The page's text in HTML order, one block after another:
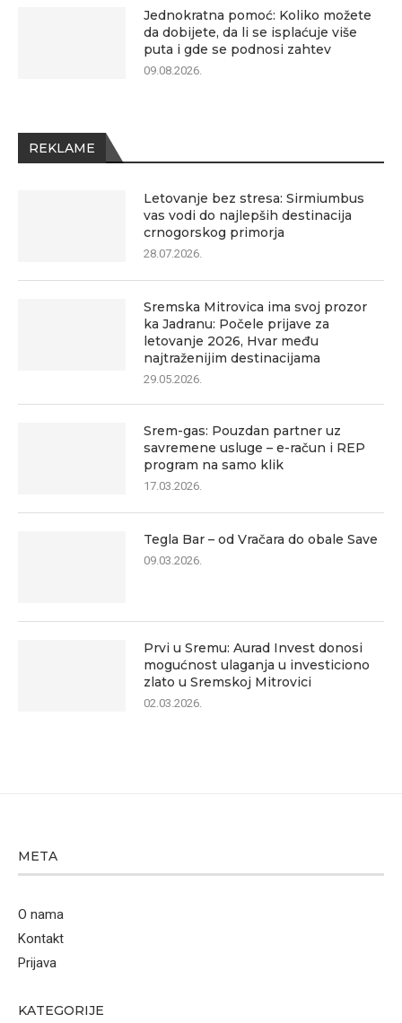
Jednokratna pomoć: Koliko možete
da dobijete, da li se isplaćuje više
puta i gde se podnosi zahtev
09.08.2026.
REKLAME
Letovanje bez stresa: Sirmiumbus
vas vodi do najlepših destinacija
crnogorskog primorja
28.07.2026.
Sremska Mitrovica ima svoj prozor
ka Jadranu: Počele prijave za
letovanje 2026, Hvar među
najtraženijim destinacijama
29.05.2026.
Srem-gas: Pouzdan partner uz
savremene usluge – e-račun i REP
program na samo klik
17.03.2026.
Tegla Bar – od Vračara do obale Save
09.03.2026.
Prvi u Sremu: Aurad Invest donosi
mogućnost ulaganja u investiciono
zlato u Sremskoj Mitrovici
02.03.2026.
META
O nama
Kontakt
Prijava
KATEGORIJE